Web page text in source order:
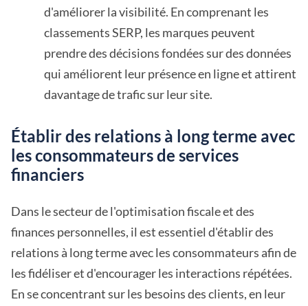
d'améliorer la visibilité. En comprenant les
classements SERP, les marques peuvent
prendre des décisions fondées sur des données
qui améliorent leur présence en ligne et attirent
davantage de trafic sur leur site.
Établir des relations à long terme avec
les consommateurs de services
financiers
Dans le secteur de l'optimisation fiscale et des
finances personnelles, il est essentiel d'établir des
relations à long terme avec les consommateurs afin de
les fidéliser et d'encourager les interactions répétées.
En se concentrant sur les besoins des clients, en leur